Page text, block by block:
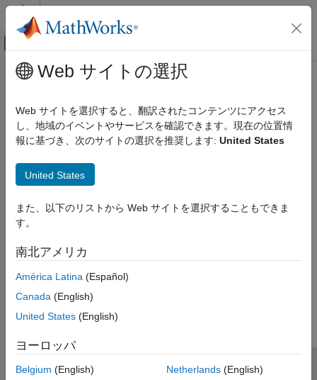
コンテンツへスキップ
オフキャンバス ナビゲーション メ
ドキュメンテーションのホーム
自動車
メインコンテンツ
Web サイトの選択
Web サイトを選択すると、翻訳されたコンテンツにアクセス
し、地域のイベントやサービスを確認できます。現在の位置情
報に基づき、次のサイトの選択を推奨します: United States
United States
また、以下のリストから Web サイトを選択することもできま
す。
南北アメリカ
América Latina (Español)
Canada (English)
United States (English)
ヨーロッパ
Belgium (English)
Netherlands(English)
トラストセンター
プライバシー ポリシー